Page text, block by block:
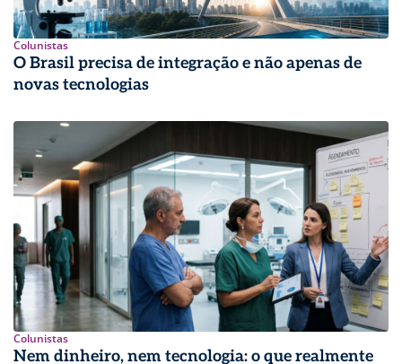
Colunistas
O Brasil precisa de integração e não apenas de
novas tecnologias
Colunistas
Nem dinheiro, nem tecnologia: o que realmente